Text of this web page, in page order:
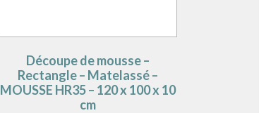
Découpe de mousse –
Rectangle – Matelassé –
MOUSSE HR35 – 120 x 100 x 10
cm